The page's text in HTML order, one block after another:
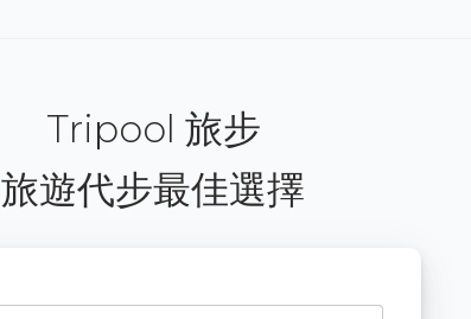
Tripool 旅步
旅遊代步最佳選擇